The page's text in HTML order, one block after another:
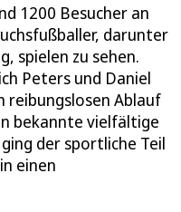
1200 Besucher an
darunter
spielen zu sehen.
Peters und Daniel
Ablauf
bekannte vielfältige
der sportliche Teil
einen